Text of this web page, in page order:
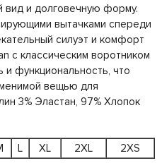
вид и долговечную форму.
вытачками спереди
силуэт и комфорт
с классическим воротником
и функциональность, что
вещью для
3% Эластан, 97% Хлопок
L XL 2XL 2XS